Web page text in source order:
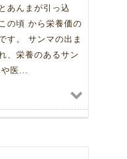
あんまが引っ込
の頃 から栄養価の
す。 サンマの出ま
、栄養のあるサン
医...